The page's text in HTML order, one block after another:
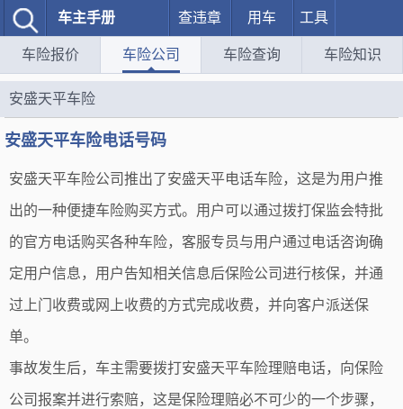
车主手册 查违章 用车 工具
车险报价 车险公司 车险查询 车险知识
安盛天平车险
安盛天平车险电话号码
安盛天平车险公司推出了安盛天平电话车险，这是为用户推
出的一种便捷车险购买方式。用户可以通过拨打保监会特批
的官方电话购买各种车险，客服专员与用户通过电话咨询确
定用户信息，用户告知相关信息后保险公司进行核保，并通
过上门收费或网上收费的方式完成收费，并向客户派送保
单。
事故发生后，车主需要拨打安盛天平车险理赔电话，向保险
公司报案并进行索赔，这是保险理赔必不可少的一个步骤，